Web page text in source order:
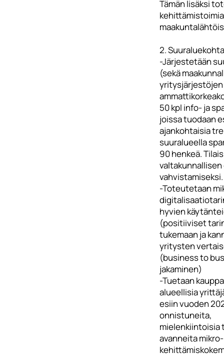
Tämän lisäksi
2.
-Järjestetään
(sekä
yritysjärjestöjen
50 kpl info- ja
joissa tuodaan
ajankohtaisia
suuralueella
90 henkeä.
vahvistamiseksi.
-Toteutetaan
hyvien
(positiiviset
tukemaan ja
yritysten
(business to
jakaminen)
-Tuetaan
alueellisia
esiin vuoden
onnistuneita,
mielenkiintoisia
avanneita